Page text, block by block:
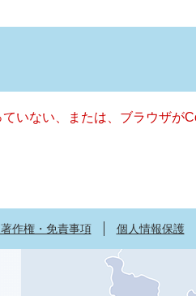
いない、または、ブラウザが
作権・免責事項 個人情報保護